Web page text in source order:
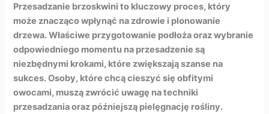
Przesadzanie brzoskwini to kluczowy proces, który
może znacząco wpłynąć na zdrowie i plonowanie
drzewa. Właściwe przygotowanie podłoża oraz wybranie
odpowiedniego momentu na przesadzenie są
niezbędnymi krokami, które zwiększają szanse na
sukces. Osoby, które chcą cieszyć się obfitymi
owocami, muszą zwrócić uwagę na techniki
przesadzania oraz późniejszą pielęgnację rośliny.